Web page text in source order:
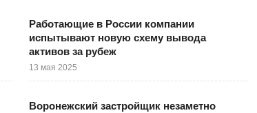
Работающие в России компании
испытывают новую схему вывода
активов за рубеж
13 мая 2025
Воронежский застройщик незаметно